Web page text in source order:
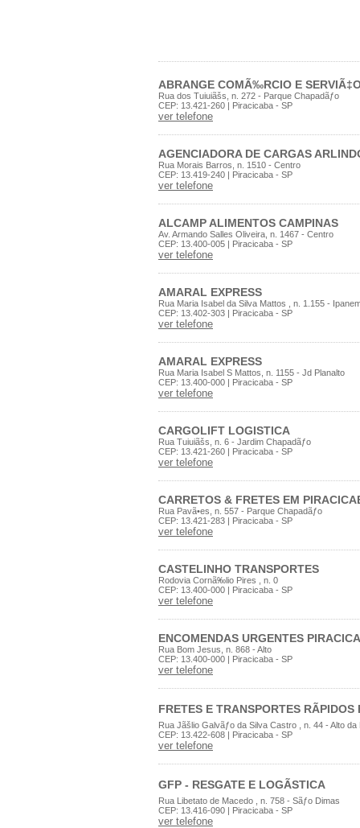
ABRANGE COMÃ‰RCIO E
Rua dos Tuiuiãšs, n. 272 - Parque Chapadãƒo
CEP: 13.421-260 | Piracicaba - SP
ver telefone
AGENCIADORA DE CARGAS
Rua Morais Barros, n. 1510 - Centro
CEP: 13.419-240 | Piracicaba - SP
ver telefone
ALCAMP ALIMENTOS CAMPINAS
Av. Armando Salles Oliveira, n. 1467 - Centro
CEP: 13.400-005 | Piracicaba - SP
ver telefone
AMARAL EXPRESS
Rua Maria Isabel da Silva Mattos , n. 1.155 -
CEP: 13.402-303 | Piracicaba - SP
ver telefone
AMARAL EXPRESS
Rua Maria Isabel S Mattos, n. 1155 - Jd Planalto
CEP: 13.400-000 | Piracicaba - SP
ver telefone
CARGOLIFT LOGISTICA
Rua Tuiuiãšs, n. 6 - Jardim Chapadãƒo
CEP: 13.421-260 | Piracicaba - SP
ver telefone
CARRETOS & FRETES EM
Rua Pavã•es, n. 557 - Parque Chapadãƒo
CEP: 13.421-283 | Piracicaba - SP
ver telefone
CASTELINHO TRANSPORTES
Rodovia Cornã‰lio Pires , n. 0
CEP: 13.400-000 | Piracicaba - SP
ver telefone
ENCOMENDAS URGENTES
Rua Bom Jesus, n. 868 - Alto
CEP: 13.400-000 | Piracicaba - SP
ver telefone
FRETES E TRANSPORTES
Rua Jãšlio Galvãƒo da Silva Castro , n. 44 - Alto
CEP: 13.422-608 | Piracicaba - SP
ver telefone
GFP - RESGATE E LOGÃSTICA
Rua Libetato de Macedo , n. 758 - Sãƒo Dimas
CEP: 13.416-090 | Piracicaba - SP
ver telefone